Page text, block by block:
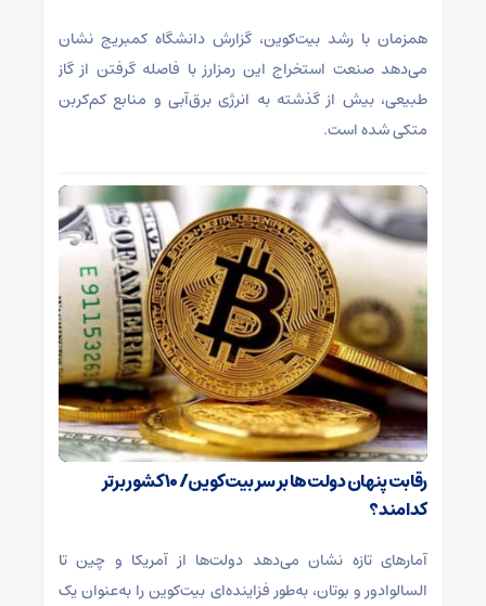
همزمان با رشد بیت‌کوین، گزارش دانشگاه کمبریج نشان
می‌دهد صنعت استخراج این رمزارز با فاصله گرفتن از گاز
طبیعی، بیش از گذشته به انرژی برق‌آبی و منابع کم‌کربن
متکی شده است.
رقابت پنهان دولت‌ها بر سر بیت‌کوین/ ۱۰ کشور برتر
کدامند؟
آمارهای تازه نشان می‌دهد دولت‌ها از آمریکا و چین تا
السالوادور و بوتان، به‌طور فزاینده‌ای بیت‌کوین را به‌عنوان یک